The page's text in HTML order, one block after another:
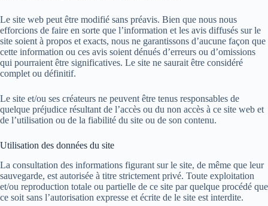
Le site web peut être modifié sans préavis. Bien que nous nous
efforcions de faire en sorte que l’information et les avis diffusés sur le
site soient à propos et exacts, nous ne garantissons d’aucune façon que
cette information ou ces avis soient dénués d’erreurs ou d’omissions
qui pourraient être significatives. Le site ne saurait être considéré
complet ou définitif.
Le site et/ou ses créateurs ne peuvent être tenus responsables de
quelque préjudice résultant de l’accès ou du non accès à ce site web et
de l’utilisation ou de la fiabilité du site ou de son contenu.
Utilisation des données du site
La consultation des informations figurant sur le site, de même que leur
sauvegarde, est autorisée à titre strictement privé. Toute exploitation
et/ou reproduction totale ou partielle de ce site par quelque procédé que
ce soit sans l’autorisation expresse et écrite de le site est interdite.